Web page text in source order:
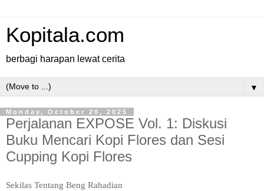
Kopitala.com
berbagi harapan lewat cerita
▼
Monday, October 20, 2025
Perjalanan EXPOSE Vol. 1: Diskusi
Buku Mencari Kopi Flores dan Sesi
Cupping Kopi Flores
Sekilas Tentang Beng Rahadian